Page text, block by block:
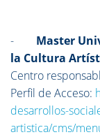
- Master
la Cultura
Centro
Perfil de Acceso:
desarrollos-
artistica/cms/